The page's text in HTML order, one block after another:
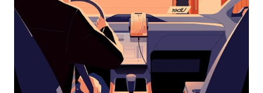
el
botón
escape
el
calendario.